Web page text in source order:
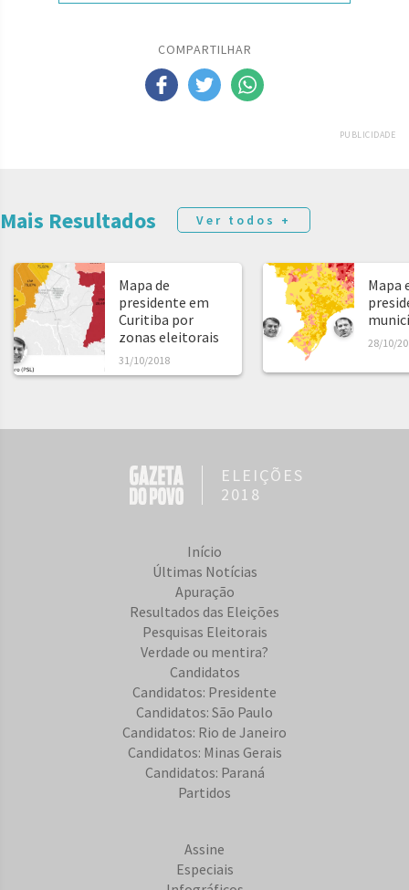
COMPARTILHAR
PUBLICIDADE
Mais Resultados Ver todos +
Mapa de
presidente em
Curitiba por
zonas eleitorais
31/10/2018
Mapa
28/10/
ELEIÇÕES
2018
Início
Últimas Notícias
Apuração
Resultados das Eleições
Pesquisas Eleitorais
Verdade ou mentira?
Candidatos
Candidatos: Presidente
Candidatos: São Paulo
Candidatos: Rio de Janeiro
Candidatos: Minas Gerais
Candidatos: Paraná
Partidos
Assine
Especiais